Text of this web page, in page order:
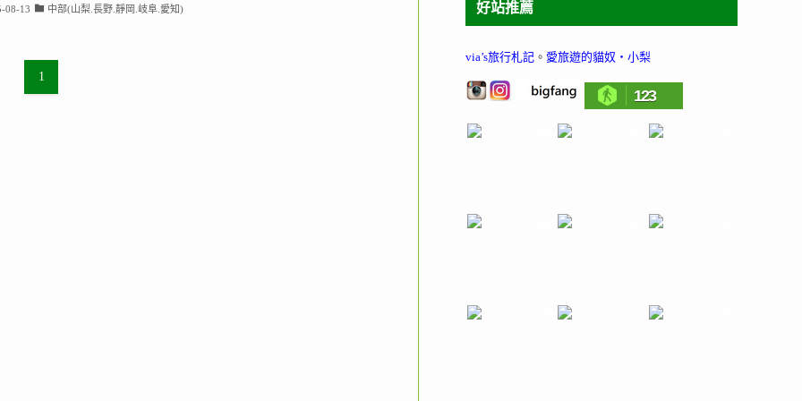
08-13 中部(山梨.長野.靜岡.岐阜.愛知)
1
好站推薦
via’s旅行札記 。 愛旅遊的貓奴‧小梨
123